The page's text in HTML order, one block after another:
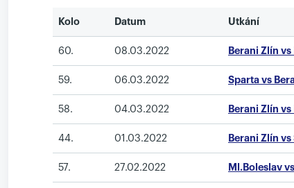
Kolo Datum Utkání
60. 08.03.2022 Berani Zlín
59. 06.03.2022 Sparta vs
58. 04.03.2022 Berani Zlín vs
44. 01.03.2022 Berani Zlín vs
57. 27.02.2022 Ml.Boleslav